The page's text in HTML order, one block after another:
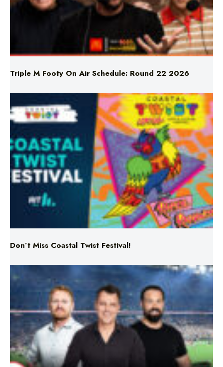
Triple M Footy On Air Schedule: Round 22 2026
Don’t Miss Coastal Twist Festival!